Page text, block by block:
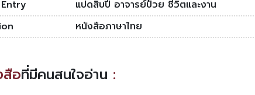
แปดสิบปี อาจารย์ป๋วย ชีวิตและงาน
หนังสือภาษาไทย
อที่มีคนสนใจอ่าน :